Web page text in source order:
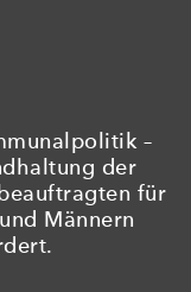
–
der
für
Männern